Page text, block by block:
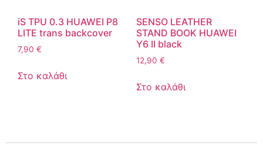
iS TPU 0.3 HUAWEI P8
LITE trans backcover
7,90 €
Στο καλάθι
SENSO LEATHER
STAND BOOK HUAWEI
Y6 II black
12,90 €
Στο καλάθι